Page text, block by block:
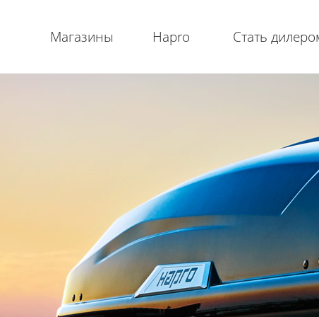
Магазины Hapro Стать